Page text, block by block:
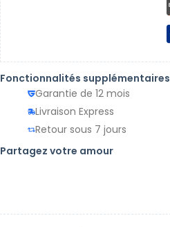
Fonctionnalités supplémentaires
Garantie de 12 mois
Livraison Express
Retour sous 7 jours
Partagez votre amour